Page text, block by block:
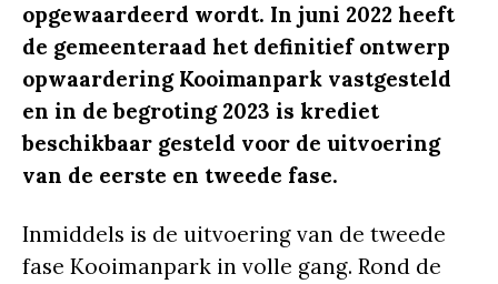
opgewaardeerd wordt. In juni 2022 heeft
de gemeenteraad het definitief ontwerp
opwaardering Kooimanpark vastgesteld
en in de begroting 2023 is krediet
beschikbaar gesteld voor de uitvoering
van de eerste en tweede fase.
Inmiddels is de uitvoering van de tweede
fase Kooimanpark in volle gang. Rond de